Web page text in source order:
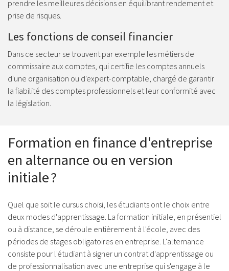
prendre les meilleures décisions en équilibrant rendement et
prise de risques.
Les fonctions de conseil financier
Dans ce secteur se trouvent par exemple les métiers de
commissaire aux comptes, qui certifie les comptes annuels
d'une organisation ou d'expert-comptable, chargé de garantir
la fiabilité des comptes professionnels et leur conformité avec
la législation.
Formation en finance d'entreprise
en alternance ou en version
initiale ?
Quel que soit le cursus choisi, les étudiants ont le choix entre
deux modes d'apprentissage. La formation initiale, en présentiel
ou à distance, se déroule entièrement à l'école, avec des
périodes de stages obligatoires en entreprise. L'alternance
consiste pour l'étudiant à signer un contrat d'apprentissage ou
de professionnalisation avec une entreprise qui s'engage à le